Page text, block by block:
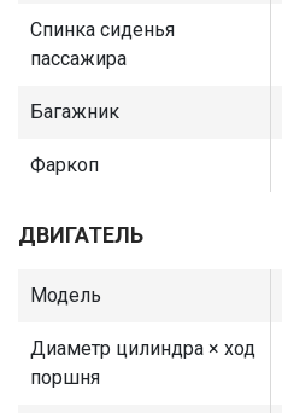
Спинка сиденья
пассажира
Багажник
Фаркоп
ДВИГАТЕЛЬ
Модель
Диаметр цилиндра × ход
поршня